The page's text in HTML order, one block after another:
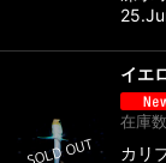
イエ
在庫
カリ